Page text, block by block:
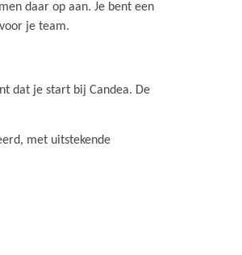
daar op aan. Je bent een
je team.
dat je start bij Candea. De
met uitstekende